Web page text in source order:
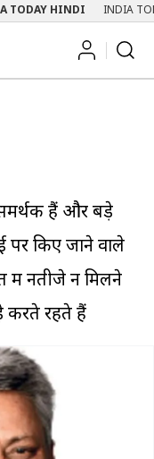
TODAY HINDI INDIA
हैं और बड़े
पर किए जाने वाले
में नतीजे न मिलने
करते रहते हैं